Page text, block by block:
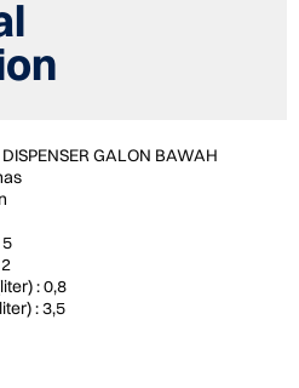
GALON BAWAH
: 0,8
: 3,5